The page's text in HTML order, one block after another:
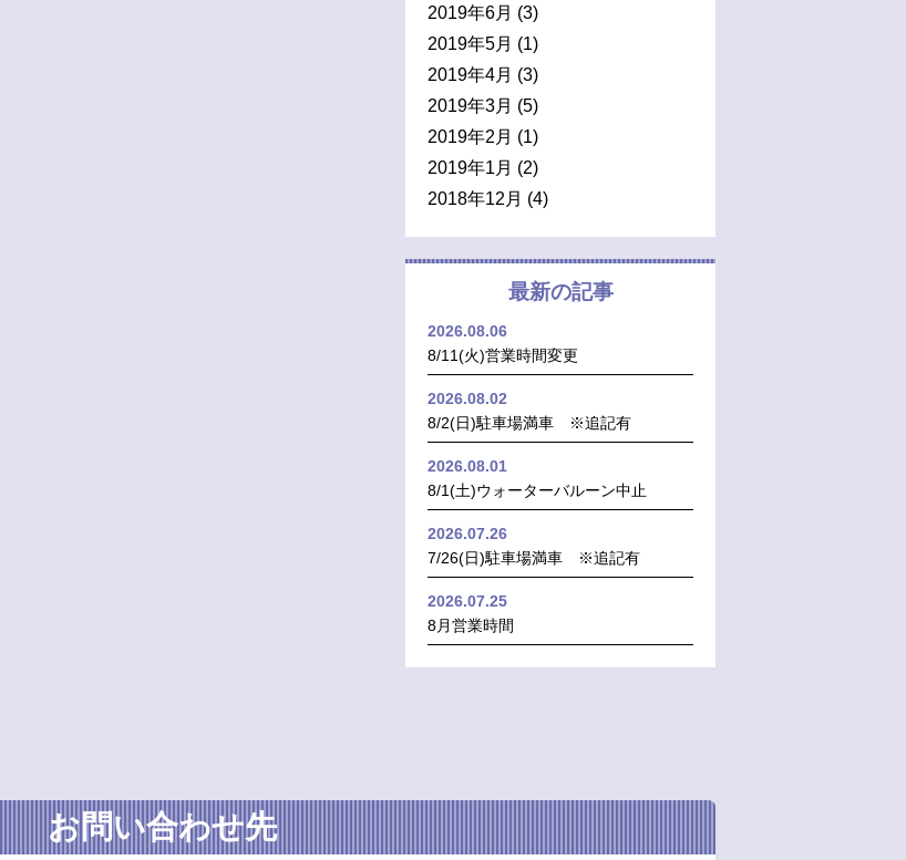
2019年6月 (3)
2019年5月 (1)
2019年4月 (3)
2019年3月 (5)
2019年2月 (1)
2019年1月 (2)
2018年12月 (4)
最新の記事
2026.08.06
8/11(火)営業時間変更
2026.08.02
8/2(日)駐車場満車 ※追記有
2026.08.01
8/1(土)ウォーターバルーン中止
2026.07.26
7/26(日)駐車場満車 ※追記有
2026.07.25
8月営業時間
お問い合わせ先